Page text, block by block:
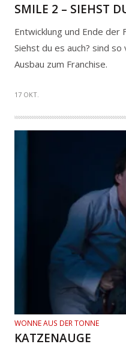
SMILE 2 – SIEHST
Entwicklung und Ende der
Siehst du es auch? sind
Ausbau zum Franchise.
17 OKT.
WONNE AUS DER TONNE
KATZENAUGE